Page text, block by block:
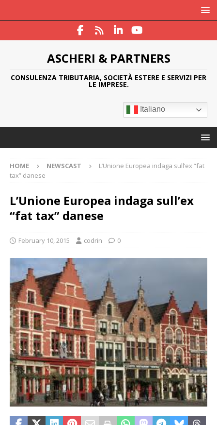
ASCHERI & PARTNERS
CONSULENZA TRIBUTARIA, SOCIETÀ ESTERE E SERVIZI PER
LE IMPRESE.
Italiano
HOME NEWSCAST
L’Unione Europea indaga sull’ex “fat
tax” danese
L’Unione Europea indaga sull’ex
“fat tax” danese
February 10, 2015 codrin 0